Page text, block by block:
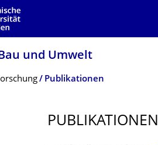
und Umwelt
Menü Publikationen
PUBLIKATIONEN